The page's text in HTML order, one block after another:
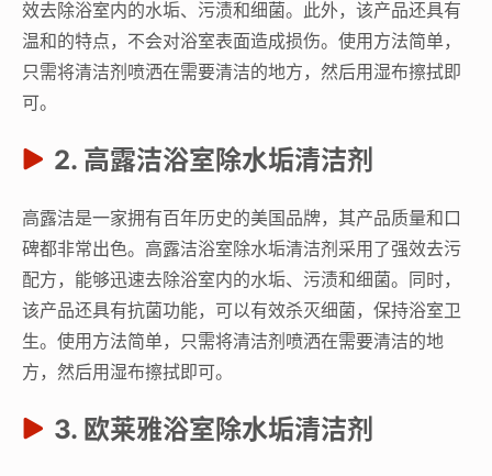
效去除浴室内的水垢、污渍和细菌。此外，该产品还具有
温和的特点，不会对浴室表面造成损伤。使用方法简单，
只需将清洁剂喷洒在需要清洁的地方，然后用湿布擦拭即
可。
2. 高露洁浴室除水垢清洁剂
高露洁是一家拥有百年历史的美国品牌，其产品质量和口
碑都非常出色。高露洁浴室除水垢清洁剂采用了强效去污
配方，能够迅速去除浴室内的水垢、污渍和细菌。同时，
该产品还具有抗菌功能，可以有效杀灭细菌，保持浴室卫
生。使用方法简单，只需将清洁剂喷洒在需要清洁的地
方，然后用湿布擦拭即可。
3. 欧莱雅浴室除水垢清洁剂